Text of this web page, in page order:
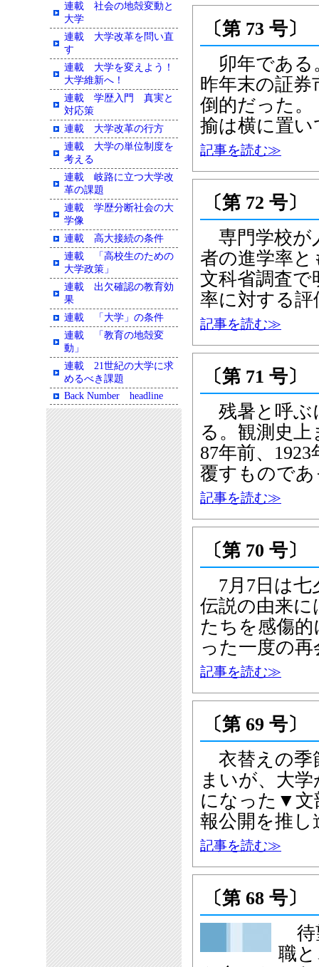
〔第 73 号〕
卯年である
昨年末の証
倒的だった
揄は横に置
記事を読む≫
〔第 72 号〕
専門学校が
者の進学率
文科省調査
率に対する
記事を読む≫
〔第 71 号〕
残暑と呼ぶ
る。観測史
87年前、
覆すもので
記事を読む≫
〔第 70 号〕
7月7日は七
伝説の由来
たちを感傷
った一度の
記事を読む≫
〔第 69 号〕
衣替えの季
まいが、大
になった▼文
報公開を推
記事を読む≫
〔第 68 号〕
待
職
連載 社会の地殻変動と
大学
連載 大学改革を問い直
す
連載 大学を変えよう！
大学維新へ！
連載 学歴入門 真実と
対応策
連載 大学改革の行方
連載 大学の単位制度を
考える
連載 岐路に立つ大学改
革の課題
連載 学歴分断社会の大
学像
連載 高大接続の条件
連載 「高校生のための
大学政策」
連載 出欠確認の教育効
果
連載 「大学」の条件
連載 「教育の地殻変
動」
連載 21世紀の大学に求
めるべき課題
Back Number headline